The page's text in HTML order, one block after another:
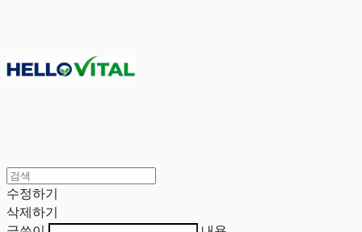
수정하기
삭제하기